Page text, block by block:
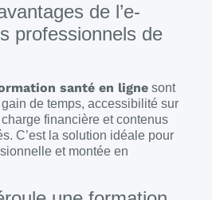
de l’e-
professionnels de
santé en ligne sont
de temps, accessibilité sur
financière et contenus
C’est la solution idéale pour
et montée en